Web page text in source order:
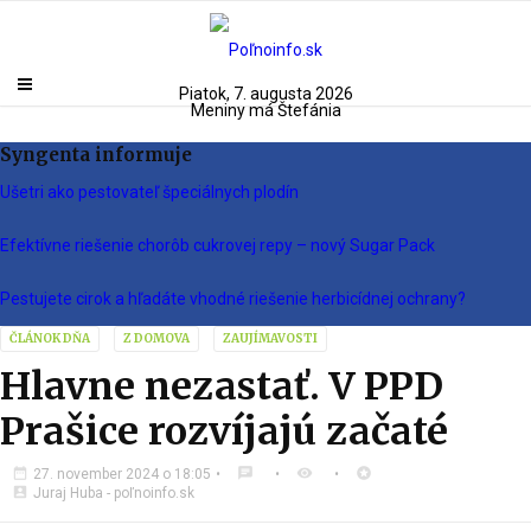
Piatok, 7. augusta 2026
Meniny má Štefánia
Syngenta informuje
Ušetri ako pestovateľ špeciálnych plodín
Efektívne riešenie chorôb cukrovej repy – nový Sugar Pack
Pestujete cirok a hľadáte vhodné riešenie herbicídnej ochrany?
ČLÁNOK DŇA Z DOMOVA ZAUJÍMAVOSTI
Hlavne nezastať. V PPD
Prašice rozvíjajú začaté
date_range 27. november 2024 o 18:05 chat visibility
stars
account_box Juraj Huba - poľnoinfo.sk